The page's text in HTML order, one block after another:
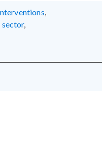
,
sector,